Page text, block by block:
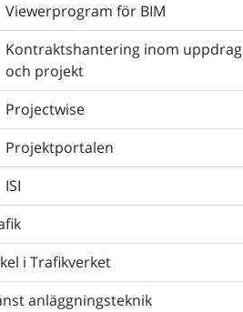
Viewerprogram för BIM
Kontraktshantering inom uppdrag
och projekt
Projectwise
Projektportalen
ISI
i Trafikverket
anläggningsteknik